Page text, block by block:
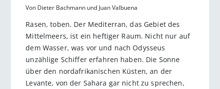
Von Dieter Bachmann und Juan Valbuena
Rasen, toben. Der Mediterran, das Gebiet des
Mittelmeers, ist ein heftiger Raum. Nicht nur auf
dem Wasser, was vor und nach Odysseus
unzählige Schiffer erfahren haben. Die Sonne
über den nordafrikanischen Küsten, an der
Levante, von der Sahara gar nicht zu sprechen,